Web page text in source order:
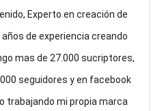
Experto en creación de
de experiencia creando
mas de 27.000 sucriptores,
seguidores y en facebook
trabajando mi propia marca